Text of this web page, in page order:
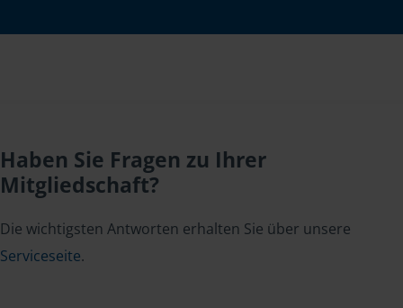
Haben Sie Fragen zu Ihrer
Mitgliedschaft?
Die wichtigsten Antworten erhalten Sie über unsere
Serviceseite.